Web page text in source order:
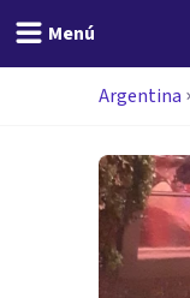
Menú
Argentina